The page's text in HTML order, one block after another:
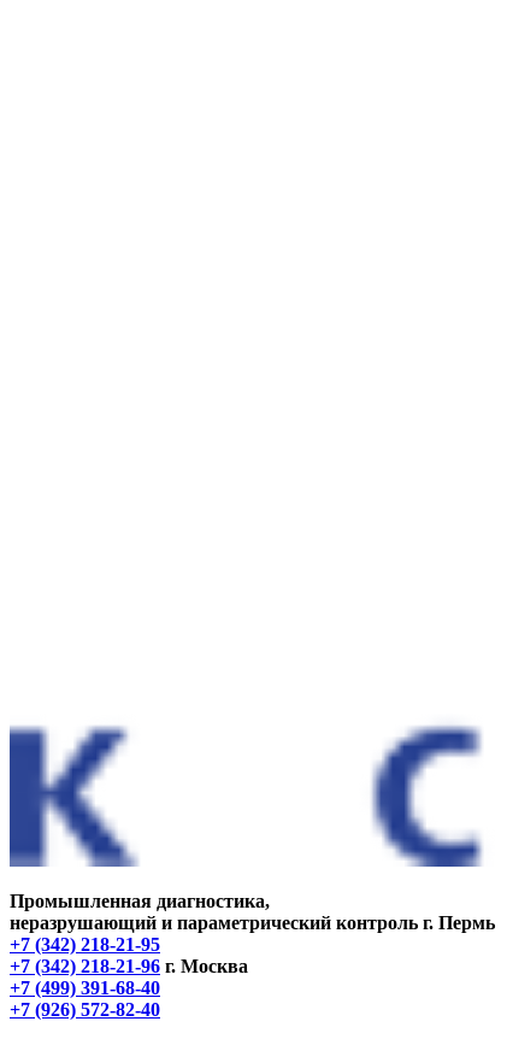
Промышленная диагностика,
неразрушающий и параметрический контроль г. Пермь
+7 (342) 218-21-95
+7 (342) 218-21-96 г. Москва
+7 (499) 391-68-40
+7 (926) 572-82-40